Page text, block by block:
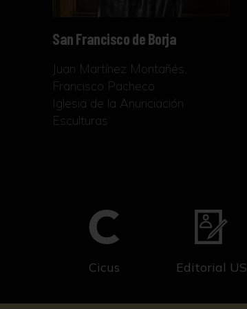
San Francisco de Borja
Juan Martínez Montañés,
Francisco Pacheco
Iglesia de la Anunciación
Esculturas
Cicus Editorial US